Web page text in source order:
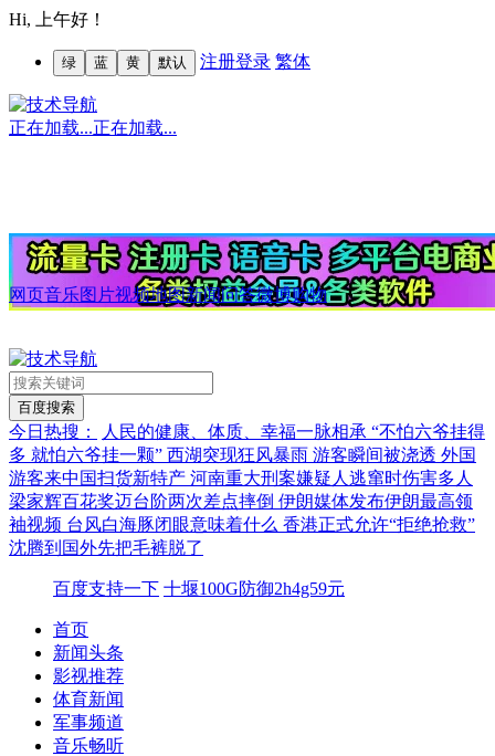
Hi, 上午好！
绿 蓝 黄 默认 注册登录 繁体
正在加载...正在加载...
网页音乐图片视频地图新闻问答微博购物
今日热搜： 人民的健康、体质、幸福一脉相承 “不怕六爷挂得
多 就怕六爷挂一颗” 西湖突现狂风暴雨 游客瞬间被浇透 外国
游客来中国扫货新特产 河南重大刑案嫌疑人逃窜时伤害多人
梁家辉百花奖迈台阶两次差点摔倒 伊朗媒体发布伊朗最高领
袖视频 台风白海豚闭眼意味着什么 香港正式允许“拒绝抢救”
沈腾到国外先把毛裤脱了
百度支持一下 十堰100G防御2h4g59元
首页
新闻头条
影视推荐
体育新闻
军事频道
音乐畅听